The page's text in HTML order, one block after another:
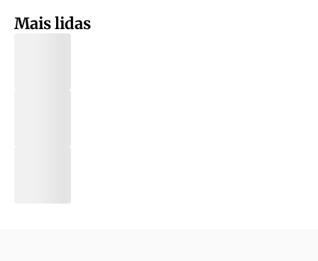
Mais lidas